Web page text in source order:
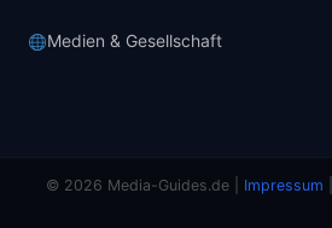
Medien & Gesellschaft
© 2026 Media-Guides.de | Impressum